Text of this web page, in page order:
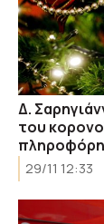
Δ.
του
29/11 12:33